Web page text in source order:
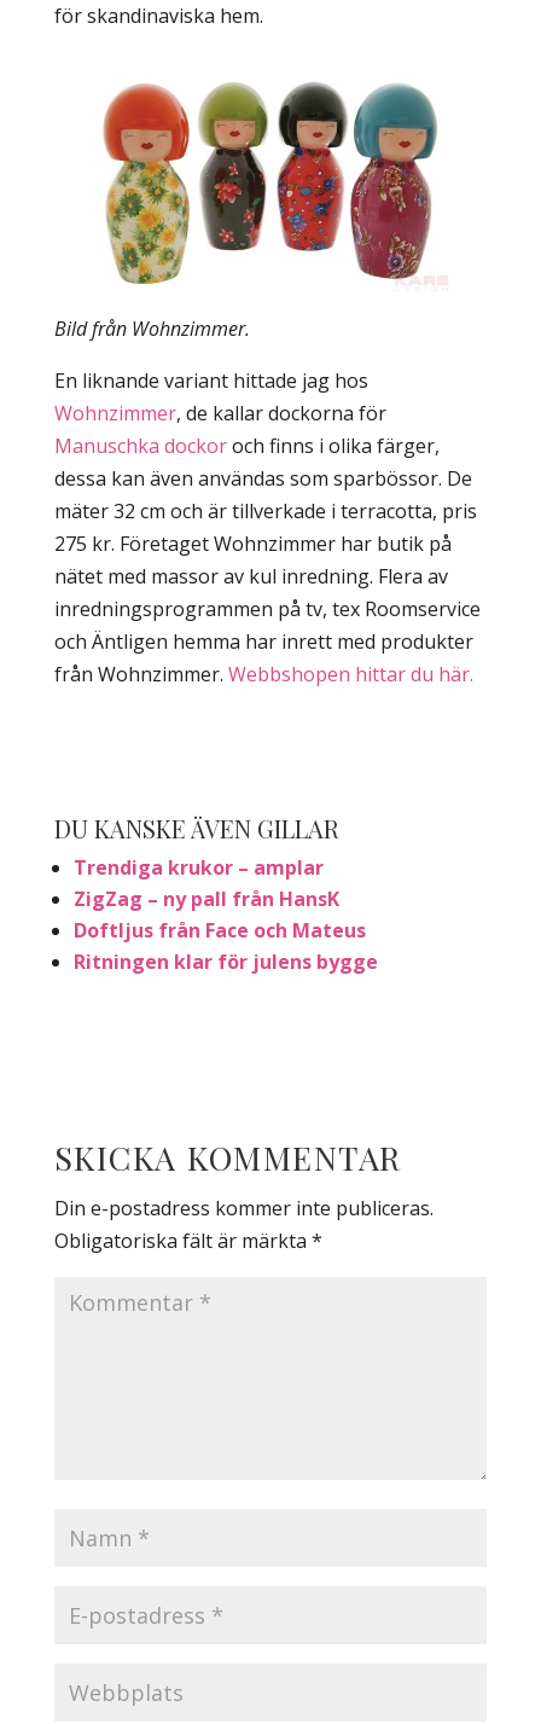
för skandinaviska hem.
Bild från Wohnzimmer.
En liknande variant hittade jag hos
Wohnzimmer, de kallar dockorna för
Manuschka dockoroch finns i olika färger,
dessa kan även användas som sparbössor. De
mäter 32 cm och är tillverkade i terracotta, pris
275 kr. Företaget Wohnzimmer har butik på
nätet med massor av kul inredning. Flera av
inredningsprogrammen på tv, tex Roomservice
och Äntligen hemma har inrett med produkter
från Wohnzimmer. Webbshopen hittar du här.
DU KANSKE ÄVEN GILLAR
Trendiga krukor – amplar
ZigZag – ny pall från HansK
Doftljus från Face och Mateus
Ritningen klar för julens bygge
SKICKA KOMMENTAR
Din e-postadress kommer inte publiceras.
Obligatoriska fält är märkta *